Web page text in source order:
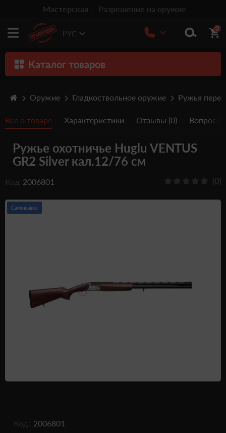
Мастерская Разрешение на оружие
РУС
0
Каталог товаров
Травматическое оружие
Пистолеты
Оптика
Тюнинг
Аксессуары
Подарочные Сертификати
Оружие Гладкоствольное оружие Ружья
Все о товаре Характеристики Отзывы (0) Вопрос/
Ружье охотничье Huglu VENTUS
GR2 Silver кал.12/76 см
Код 2006801 (0)
Самовывоз
Код: 2006801